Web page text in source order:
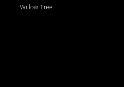
Willow Tree